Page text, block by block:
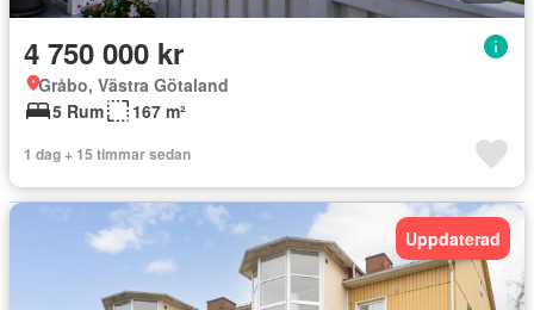
4 750 000 kr
Gråbo, Västra Götaland
5 Rum
167 m²
1 dag + 15 timmar sedan
Uppdaterad